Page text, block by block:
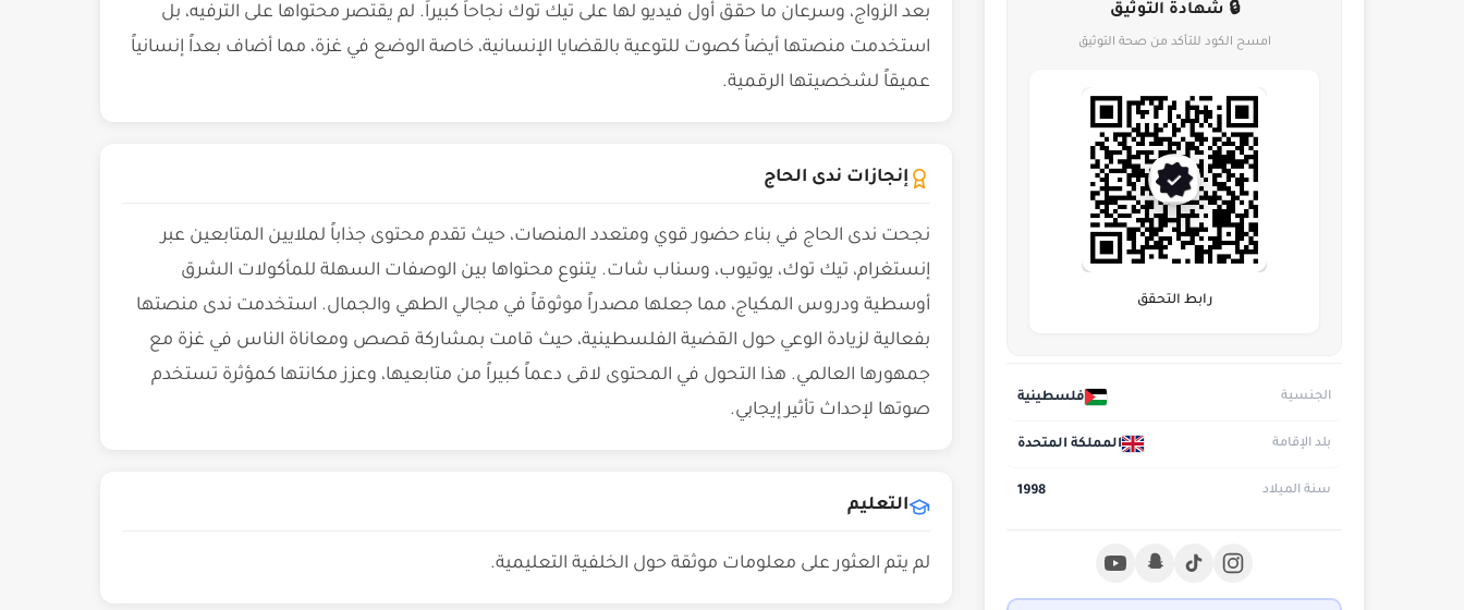
🔒 شهادة التوثيق
امسح الكود للتأكد من صحة التوثيق
رابط التحقق
الجنسية فلسطينية
بلد الإقامة المملكة المتحدة
سنة الميلاد 1998
بعد الزواج، وسرعان ما حقق أول فيديو لها على تيك توك نجاحاً كبيراً. لم يقتصر محتواها على الترفيه، بل
استخدمت منصتها أيضاً كصوت للتوعية بالقضايا الإنسانية، خاصة الوضع في غزة، مما أضاف بعداً إنسانياً
عميقاً لشخصيتها الرقمية.
إنجازات ندى الحاج
نجحت ندى الحاج في بناء حضور قوي ومتعدد المنصات، حيث تقدم محتوى جذاباً لملايين المتابعين عبر
إنستغرام، تيك توك، يوتيوب، وسناب شات. يتنوع محتواها بين الوصفات السهلة للمأكولات الشرق
أوسطية ودروس المكياج، مما جعلها مصدراً موثوقاً في مجالي الطهي والجمال. استخدمت ندى منصتها
بفعالية لزيادة الوعي حول القضية الفلسطينية، حيث قامت بمشاركة قصص ومعاناة الناس في غزة مع
جمهورها العالمي. هذا التحول في المحتوى لاقى دعماً كبيراً من متابعيها، وعزز مكانتها كمؤثرة تستخدم
صوتها لإحداث تأثير إيجابي.
التعليم
لم يتم العثور على معلومات موثقة حول الخلفية التعليمية.